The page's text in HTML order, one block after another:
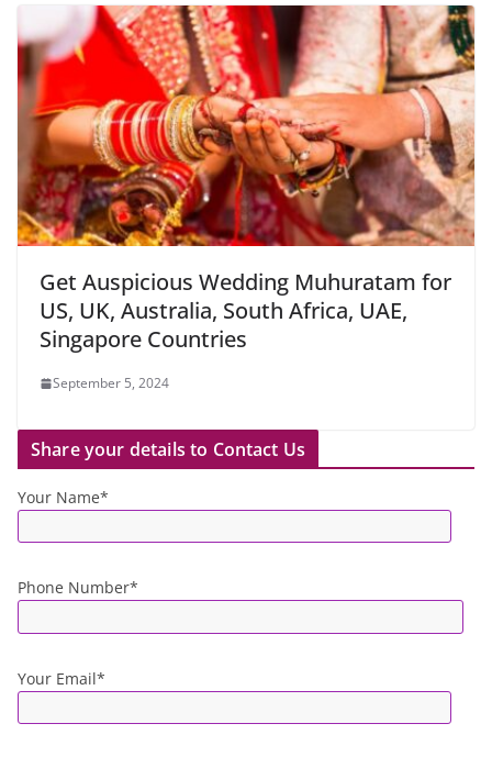
Get Auspicious Wedding Muhuratam for
US, UK, Australia, South Africa, UAE,
Singapore Countries
September 5, 2024
Share your details to Contact Us
Your Name*
Phone Number*
Your Email*